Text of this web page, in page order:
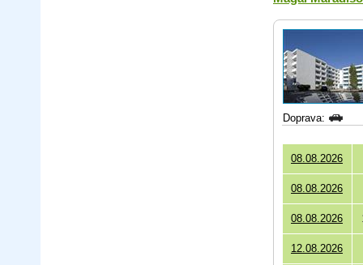
Doprava:
08.08.2026
08.08.2026
08.08.2026
12.08.2026